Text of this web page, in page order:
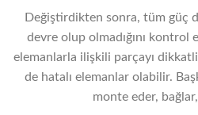
Değiştirdikten sonra, tüm güç
devre olup olmadığını kontrol
elemanlarla ilişkili parçayı
de hatalı elemanlar olabilir.
monte eder,